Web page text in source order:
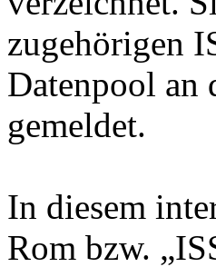
zugehörigen
Datenpool an
gemeldet.
In diesem
Rom bzw.